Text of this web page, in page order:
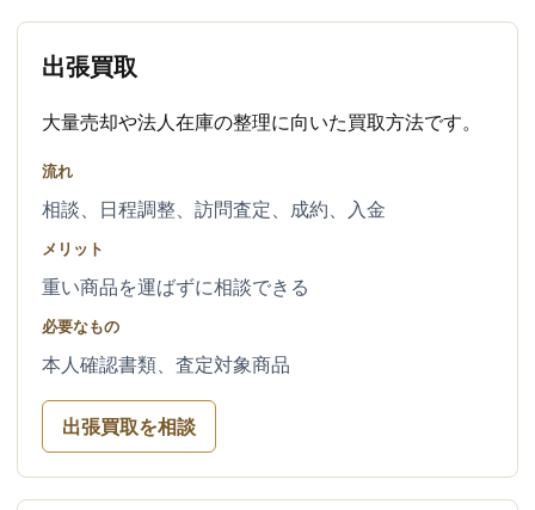
出張買取
大量売却や法人在庫の整理に向いた買取方法です。
流れ
相談、日程調整、訪問査定、成約、入金
メリット
重い商品を運ばずに相談できる
必要なもの
本人確認書類、査定対象商品
出張買取を相談